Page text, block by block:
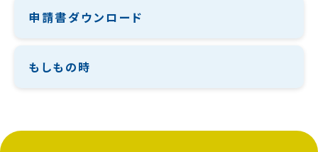
申請書ダウンロード
もしもの時